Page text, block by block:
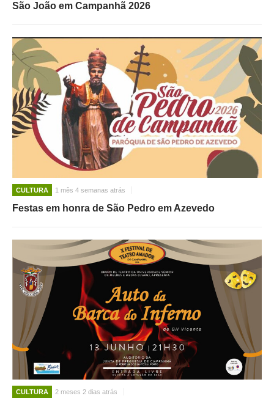
São João em Campanhã 2026
CULTURA 1 mês 4 semanas atrás
Festas em honra de São Pedro em Azevedo
CULTURA 2 meses 2 dias atrás